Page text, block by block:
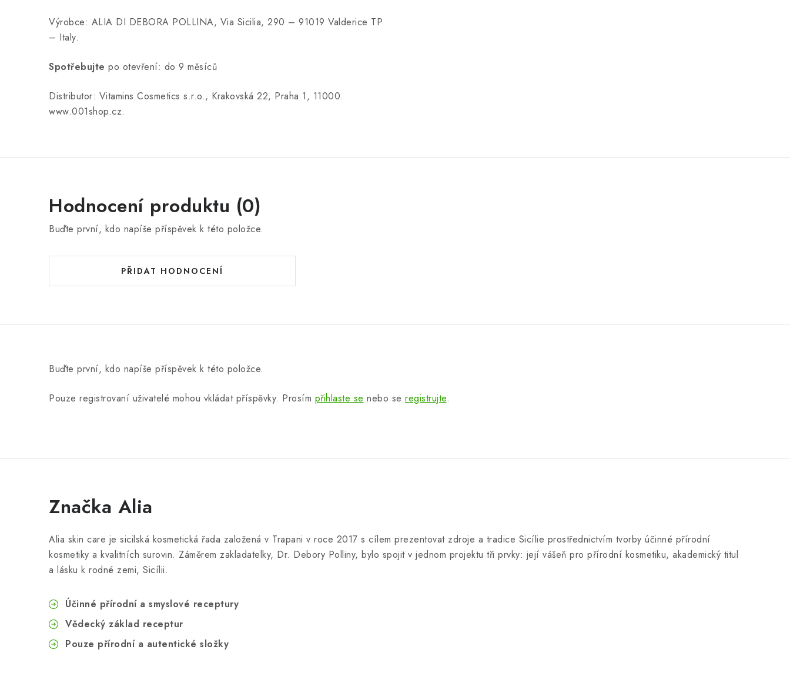
Výrobce: ALIA DI DEBORA POLLINA, Via Sicilia, 290 – 91019 Valderice TP
– Italy.
Spotřebujte po otevření: do 9 měsíců
Distributor: Vitamins Cosmetics s.r.o., Krakovská 22, Praha 1, 11000.
www.001shop.cz.
Hodnocení produktu (0)
Buďte první, kdo napíše příspěvek k této položce.
PŘIDAT HODNOCENÍ
Buďte první, kdo napíše příspěvek k této položce.
Pouze registrovaní uživatelé mohou vkládat příspěvky. Prosím přihlaste se nebo se registrujte.
Značka Alia
Alia skin care je sicilská kosmetická řada založená v Trapani v roce 2017 s cílem prezentovat zdroje a tradice Sicílie prostřednictvím tvorby účinné přírodní
kosmetiky a kvalitních surovin. Záměrem zakladatelky, Dr. Debory Polliny, bylo spojit v jednom projektu tři prvky: její vášeň pro přírodní kosmetiku, akademický titul
a lásku k rodné zemi, Sicílii.
Účinné přírodní a smyslové receptury
Vědecký základ receptur
Pouze přírodní a autentické složky